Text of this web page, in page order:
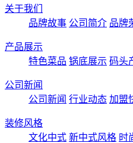
关于我们
品牌故事 公司简介 品牌
产品展示
特色菜品 锅底展示 码头
公司新闻
公司新闻 行业动态 加盟
装修风格
文化中式 新中式风格 时